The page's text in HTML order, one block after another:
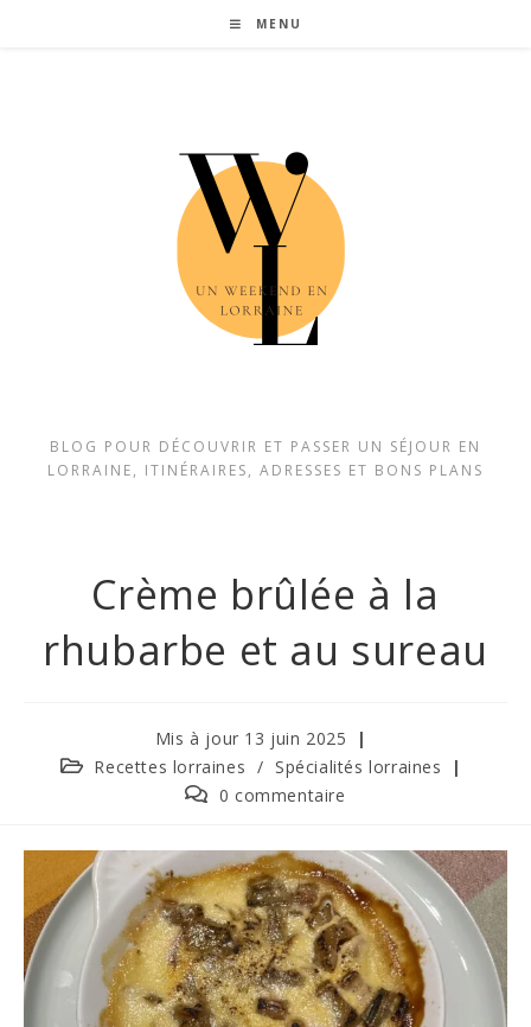
MENU
BLOG POUR DÉCOUVRIR ET PASSER UN SÉJOUR EN
LORRAINE, ITINÉRAIRES, ADRESSES ET BONS PLANS
Crème brûlée à la
rhubarbe et au sureau
Mis à jour 13 juin 2025
PostRecettes lorraines / Spécialités lorraines
Commentaires
publication :
0 commentaire